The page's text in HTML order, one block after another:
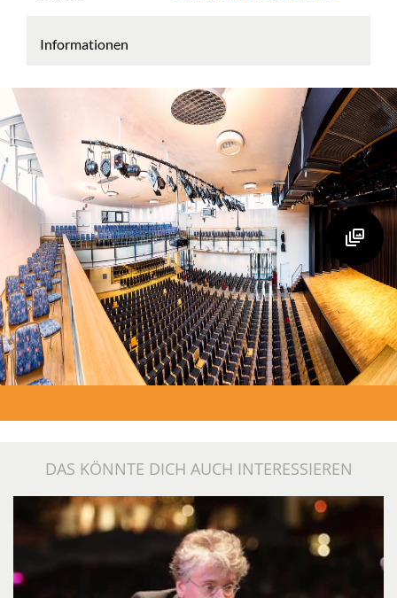
Informationen
DAS KÖNNTE DICH AUCH INTERESSIEREN